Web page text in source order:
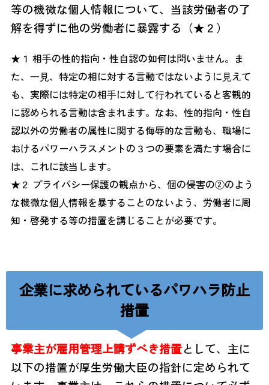
等の機微な個人情報について、当該労働者の了
解を得ずに他の労働者に暴露する（★２）
★１ 相⼿の性的指向・性自認の如何は問いません。ま
た、⼀⾒、特定の相に対する言動ではないように⾒えて
も、実際には特定の相⼿に対して⾏われていると客観的
に認められる言動は含まれます。なお、性的指向・性自
認以外の労働者の属性に関する侮辱的な言動も、職場に
おけるパワーハラスメントの３つの要素を満たす場合に
は、これに該当します。
★２ プライバシー保護の観点から、個の侵害の②のよう
な機微な個⼈情報を暴することのないよう、労働者に周
知・啓発する等の措置を講じることが必要です。
企業に求められているパワハラ防止
措置
事業主が雇用管理上講ずべき措置として、主に
以下の措置が厚生労働大臣の指針に定められて